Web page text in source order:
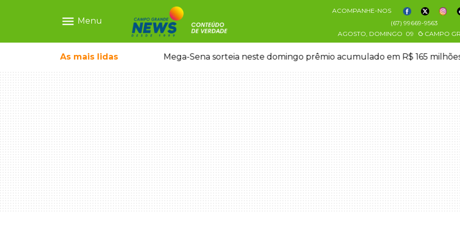
menu Menu
ACOMPANHE-NOS
(67) 99669-9563
AGOSTO, DOMINGO 09 CAMPO
As mais lidas Mega-Sena sorteia neste domingo prêmio acumulado em R$ 165